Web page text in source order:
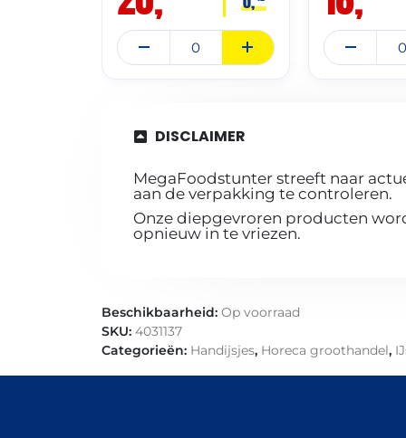
DISCLAIMER
MegaFoodstunter streeft naar
aan de verpakking te controleren.
Onze diepgevroren producten
opnieuw in te vriezen.
Beschikbaarheid: Op voorraad
SKU: 4031137
Categorieën: Handijsjes, Horeca groothandel,